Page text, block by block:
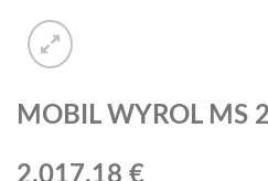
MOBIL WYROL MS